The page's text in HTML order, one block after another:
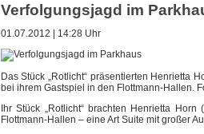
Verfolgungsjagd im
01.07.2012 | 14:28 Uhr
Das Stück „Rotlicht“ präsentierten Henrietta
bei ihrem Gastspiel in den Flottmann-Hallen.
Ihr Stück „Rotlicht“ brachten Henrietta
Flottmann-Hallen – eine Art Suite mit großer